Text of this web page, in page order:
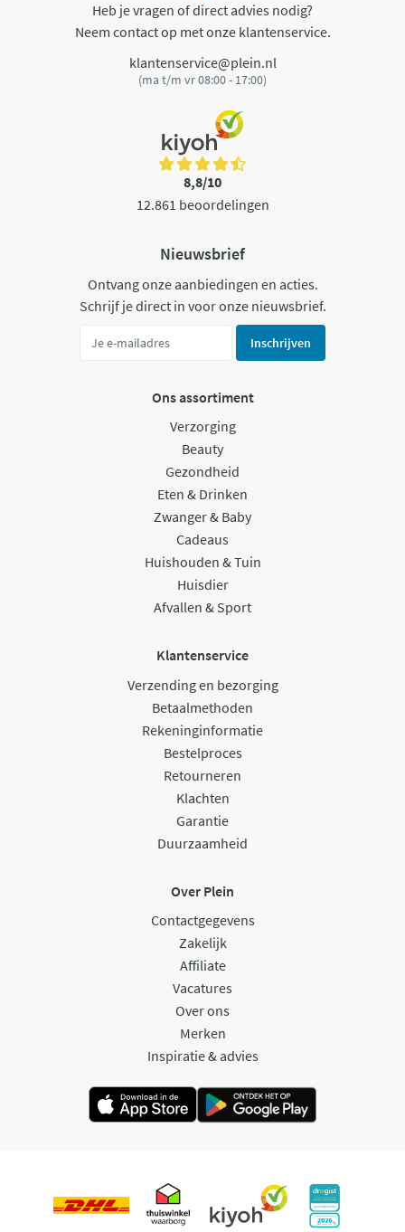
Heb je vragen of direct advies nodig?
Neem contact op met onze klantenservice.
klantenservice@plein.nl
(ma t/m vr 08:00 - 17:00)
8,8/10
12.861 beoordelingen
Nieuwsbrief
Ontvang onze aanbiedingen en acties.
Schrijf je direct in voor onze nieuwsbrief.
Inschrijven
Ons assortiment
Verzorging
Beauty
Gezondheid
Eten & Drinken
Zwanger & Baby
Cadeaus
Huishouden & Tuin
Huisdier
Afvallen & Sport
Klantenservice
Verzending en bezorging
Betaalmethoden
Rekeninginformatie
Bestelproces
Retourneren
Klachten
Garantie
Duurzaamheid
Over Plein
Contactgegevens
Zakelijk
Affiliate
Vacatures
Over ons
Merken
Inspiratie & advies